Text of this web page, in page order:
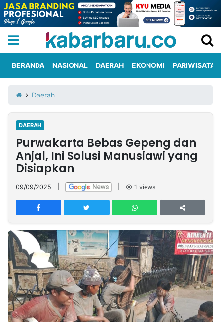
Iklan
Berita
Kami
Nasional
International
Olahraga
Entertainment
Daerah
Pariwisata
Kuliner
Kolom
Network
PT
TREETAN
INDONESIA
Partner
Insight
NTB
Suara
Time
Lens
IDN
Daily
Jogja
Jalan
Rakyat
Idealita
News
Kita
Notice
Dinamikapost.com
Radar
Baru
Seedbacklink
BERANDA NASIONAL DAERAH EKONOMI PARIWISATA
Daerah
DAERAH
Purwakarta Bebas Gepeng dan
Anjal, Ini Solusi Manusiawi yang
Disiapkan
09/09/2025 1 views